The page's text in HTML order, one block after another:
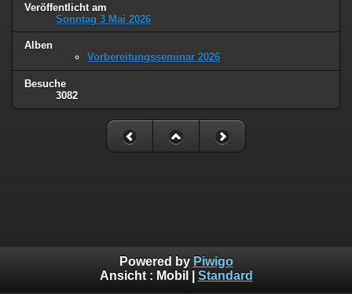
Veröffentlicht am
Sonntag 3 Mai 2026
Alben
Vorbereitungsseminar 2026
Besuche
3082
Powered by Piwigo
Ansicht : Mobil Standard